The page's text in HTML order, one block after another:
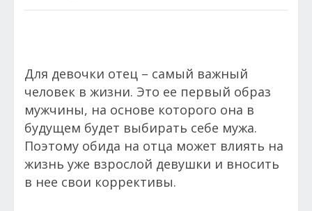
Для девочки отец – самый важный
человек в жизни. Это ее первый образ
мужчины, на основе которого она в
будущем будет выбирать себе мужа.
Поэтому обида на отца может влиять на
жизнь уже взрослой девушки и вносить
в нее свои коррективы.